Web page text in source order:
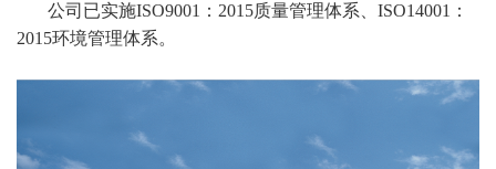
公司已实施ISO9001：2015质量管理体系、ISO14001：
2015环境管理体系。